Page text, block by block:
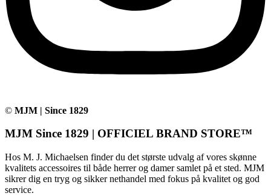
© MJM | Since 1829
MJM Since 1829 | OFFICIEL BRAND STORE™
Hos M. J. Michaelsen finder du det største udvalg af vores skønne
kvalitets accessoires til både herrer og damer samlet på et sted. MJM
sikrer dig en tryg og sikker nethandel med fokus på kvalitet og god
service.